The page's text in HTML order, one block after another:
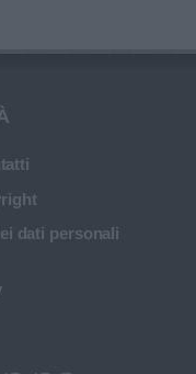
dati personali